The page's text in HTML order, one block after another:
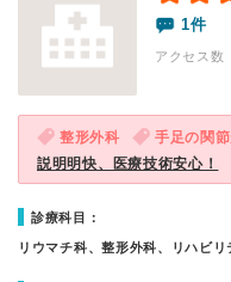
1件
アクセス
整形外科 手足の関
説明明快、医療技術安心！
診療科目：
リウマチ科、整形外科、リハビリ